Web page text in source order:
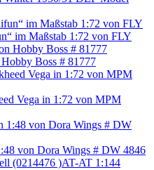
im Maßstab 1:72 von FLY
Boss # 81777
Vega in 1:72 von MPM
von Dora Wings # DW 4846
AT-AT 1:144